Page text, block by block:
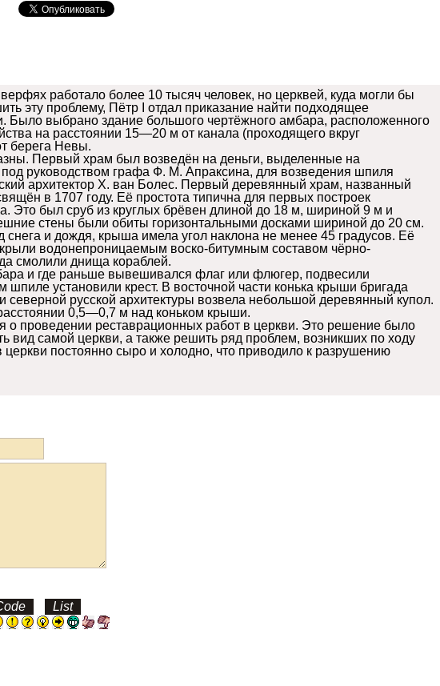
работало более 10 тысяч человек, но церквей, куда могли бы
эту проблему, Пётр I отдал приказание найти подходящее
Было выбрано здание большого чертёжного амбара, расположенного
на расстоянии 15—20 м от канала (проходящего вкруг
берега Невы.
Первый храм был возведён на деньги, выделенные на
под руководством графа Ф. М. Апраксина, для возведения шпиля
архитектор Х. ван Болес. Первый деревянный храм, названный
в 1707 году. Её простота типична для первых построек
Это был сруб из круглых брёвен длиной до 18 м, шириной 9 м и
стены были обиты горизонтальными досками шириной до 20 см.
снега и дождя, крыша имела угол наклона не менее 45 градусов. Её
водонепроницаемым воско-битумным составом чёрно-
смолили днища кораблей.
и где раньше вывешивался флаг или флюгер, подвесили
установили крест. В восточной части конька крыши бригада
северной русской архитектуры возвела небольшой деревянный купол.
0,5—0,7 м над коньком крыши.
о проведении реставрационных работ в церкви. Это решение было
вид самой церкви, а также решить ряд проблем, возникших по ходу
церкви постоянно сыро и холодно, что приводило к разрушению